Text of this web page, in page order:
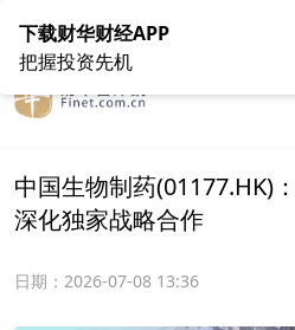
在线客服 关于我们
中国生物制药(01177.HK)
深化独家战略合作
日期： 2026-07-08 13:36
下载财华财经APP
把握投资先机